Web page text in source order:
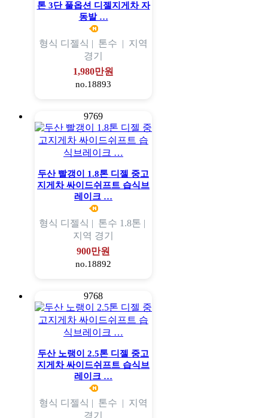
톤 3단 풀옵션 디젤지게차 자
동발 …
형식 디젤식 | 톤수 | 지역
경기
1,980만원
no.18893
9769
두산 빨갱이 1.8톤 디젤 중고
지게차 싸이드쉬프트 습식브
레이크 …
형식 디젤식 | 톤수 1.8톤 |
지역 경기
900만원
no.18892
9768
두산 노랭이 2.5톤 디젤 중고
지게차 싸이드쉬프트 습식브
레이크 …
형식 디젤식 | 톤수 | 지역
경기